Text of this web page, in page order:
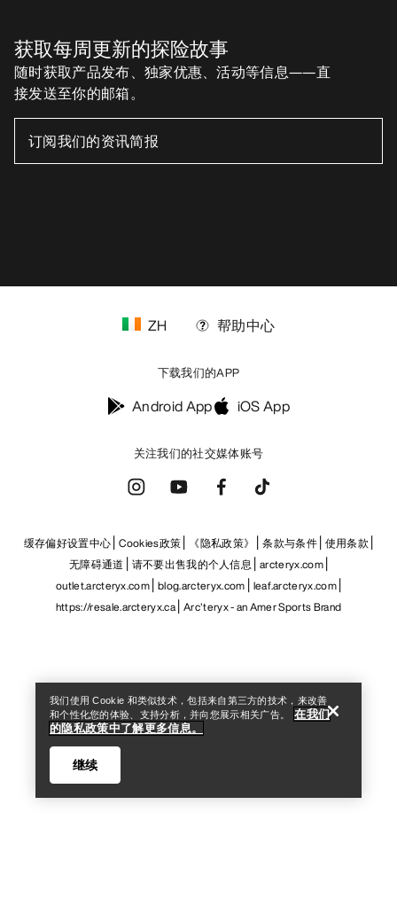
Help
获取每周更新的探险故事
随时获取产品发布、独家优惠、活动等信息——直
接发送至你的邮箱。
关注我们的社交媒体账号
ZH 帮助中心
下载我们的APP
Android App iOS App
缓存偏好设置中心 Cookies政策 《隐私政策》 条款与条件 使用条款
无障碍通道
请不要出售我的个人信息 arcteryx.com
outlet.arcteryx.com blog.arcteryx.com leaf.arcteryx.com
https://resale.arcteryx.ca Arc'teryx - an Amer Sports Brand
我们使用 Cookie 和类似技术，包括来自第三方的技术，来改善
和个性化您的体验、支持分析，并向您展示相关广告。
在我们
的隐私政策中了解更多信息。
继续